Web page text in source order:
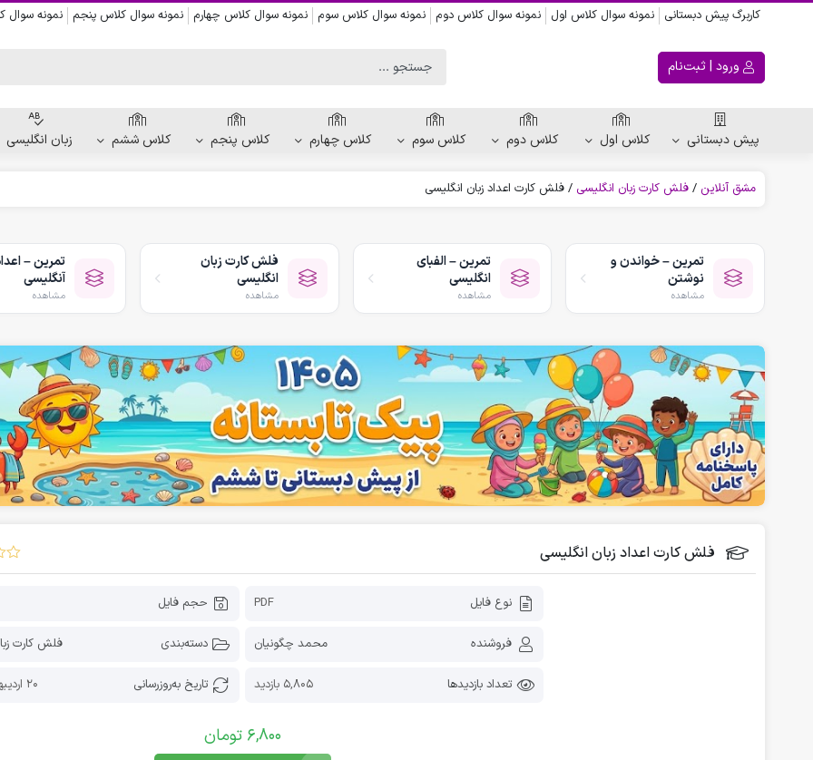
کاربرگ پیش دبستانی نمونه سوال کلاس اول نمونه سوال کلاس دوم نمونه سوال کلاس سوم نمونه سوال کلاس چهارم نمونه سوال کلاس پنجم نمونه
ورود | ثبت‌نام
پیش دبستانی
کاربرگ تقارن ، قرینه
الگویابی پیش دبستانی
کاربرگ نقاشی و رنگ آمیزی
کاربرگ پیش از نوشتن
کاربرگ نقطه چین حروف الفبا
پکیج های پیش دبستانی
کتاب پیش دبستانی
فلش کارت آموزشی
دانلود رایگان کاربرگ پیش دبستانی
کاربرگ هفتگی پیش دبستانی
کلاس اول کلاس دوم کلاس سوم کلاس چهارم کلاس پنجم کلاس ششم زبان انگلیسی
مشق آنلاین /فلش کارت زبان انگلیسی /فلش کارت اعداد زبان انگلیسی
تمرین – خواندن و
نوشتن
مشاهده
تمرین – الفبای
انگلیسی
مشاهده
فلش کارت زبان
انگلیسی
مشاهده
تمرین –
آنگلیسی
مشاهده
فلش کارت اعداد زبان انگلیسی
نوع فایل PDF حجم فایل
فروشنده محمد چگونیان دسته‌بندی فلش کارت
تعداد بازدیدها 5,805 بازدید تاریخ به‌روز‌رسانی 20 اردیبهشت 1405
6,800 تومان